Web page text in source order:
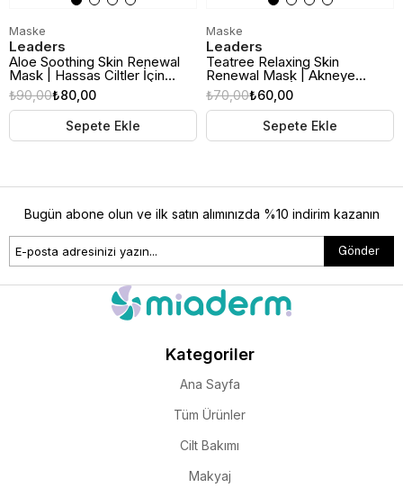
Maske
Leaders
Aloe Soothing Skin Renewal
Mask | Hassas Ciltler İçin
Yatıştırıcı Kağıt Maske
₺80,00
₺90,00
Sepete Ekle
Maske
Leaders
Teatree Relaxing Skin
Renewal Mask | Akneye
Eğilimli Ciltler İçin Çay Ağacı
Özlü Rahatlatıcı Kağıt Maske
₺60,00
₺70,00
Sepete Ekle
Bugün abone olun ve ilk satın alımınızda %10 indirim kazanın
Gönder
Kategoriler
Ana Sayfa
Tüm Ürünler
Cilt Bakımı
Makyaj